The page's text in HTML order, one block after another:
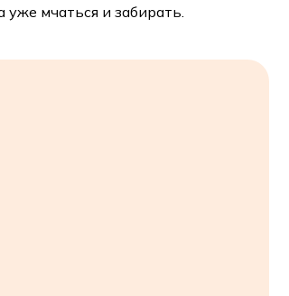
мчаться и забирать.